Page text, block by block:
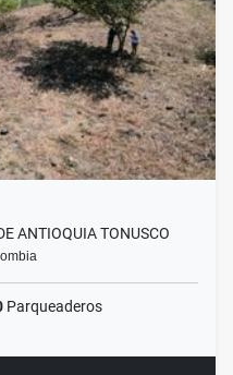
ANTIOQUIA TONUSCO
Parqueaderos